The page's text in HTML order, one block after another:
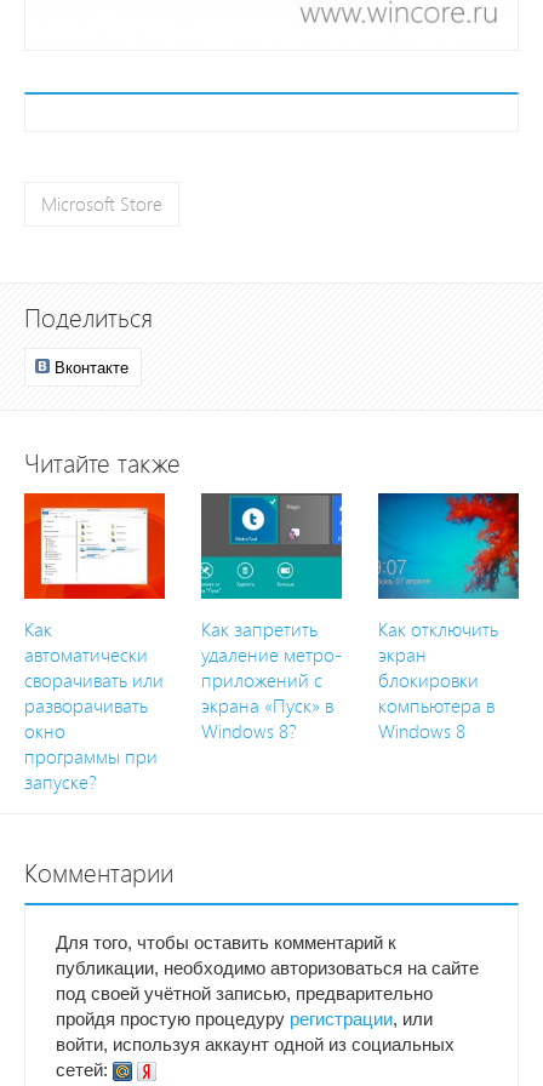
Microsoft Store
Поделиться
Вконтакте
Читайте также
Как
автоматически
сворачивать или
разворачивать
окно
программы при
запуске?
Как запретить
удаление метро-
приложений с
экрана «Пуск» в
Windows 8?
Как отключить
экран
блокировки
компьютера в
Windows 8
Комментарии
Для того, чтобы оставить комментарий к
публикации, необходимо авторизоваться на сайте
под своей учётной записью, предварительно
пройдя простую процедуру регистрации, или
войти, используя аккаунт одной из социальных
сетей: